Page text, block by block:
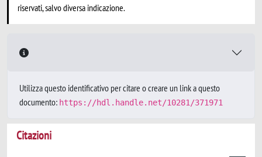
riservati, salvo diversa indicazione.
Utilizza questo identificativo per citare o creare un link a questo
documento: https://hdl.handle.net/10281/371971
Citazioni